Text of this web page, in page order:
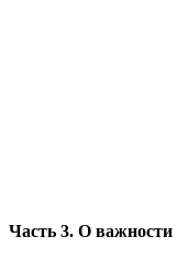
Часть 3. О